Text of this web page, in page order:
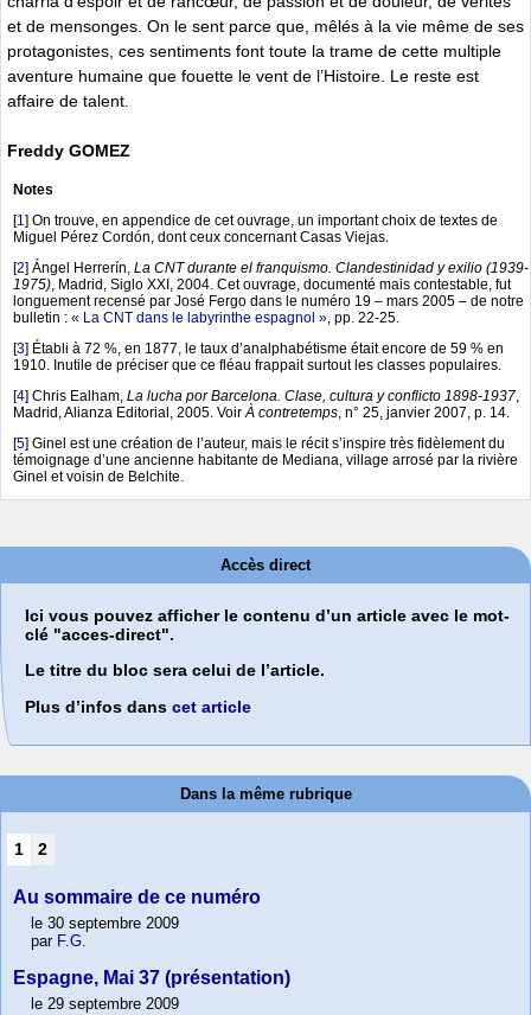
et de mensonges. On le sent parce que, mêlés à la vie même de ses
protagonistes, ces sentiments font toute la trame de cette multiple
aventure humaine que fouette le vent de l’Histoire. Le reste est
affaire de talent.
Freddy GOMEZ
Notes
[1 ] On trouve, en appendice de cet ouvrage, un important choix de textes de
Miguel Pérez Cordón, dont ceux concernant Casas Viejas.
[2] Ángel Herrerín, La CNT durante el franquismo. Clandestinidad y exilio (1939-
1975) , Madrid, Siglo XXI, 2004. Cet ouvrage, documenté mais contestable, fut
longuement recensé par José Fergo dans le numéro 19 – mars 2005 – de notre
bulletin : « La CNT dans le labyrinthe espagnol » , pp. 22-25.
[3] Établi à 72 %, en 1877, le taux d’analphabétisme était encore de 59 % en
1910. Inutile de préciser que ce fléau frappait surtout les classes populaires.
[4] Chris Ealham, La lucha por Barcelona. Clase, cultura y conflicto 1898-1937
Madrid, Alianza Editorial, 2005. Voir À contretemps , n° 25, janvier 2007, p. 14.
[5] Ginel est une création de l’auteur, mais le récit s’inspire très fidèlement du
témoignage d’une ancienne habitante de Mediana, village arrosé par la rivière
Ginel et voisin de Belchite.
Accès direct
Ici vous pouvez afficher le contenu d’un article avec le mot-
clé "acces-direct".
Le titre du bloc sera celui de l’article.
Plus d’infos dans cet article
Dans la même rubrique
1 2
Au sommaire de ce numéro
le 30 septembre 2009
par F.G.
Espagne, Mai 37 (présentation)
le 29 septembre 2009